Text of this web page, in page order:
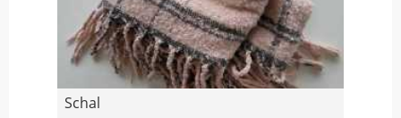
Schal